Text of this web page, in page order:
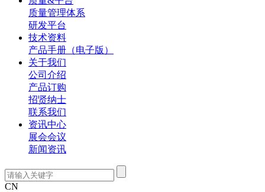
质量管理体系
研发平台
技术资料
产品手册（电子版）
关于我们
公司介绍
产品订购
招贤纳士
联系我们
资讯中心
展会会议
新闻资讯
CN